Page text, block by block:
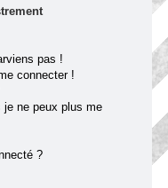
pas !
connecter !
ne peux plus me
?